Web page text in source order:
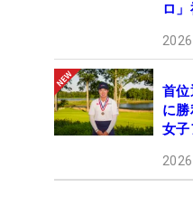
ロ
首
に
女子